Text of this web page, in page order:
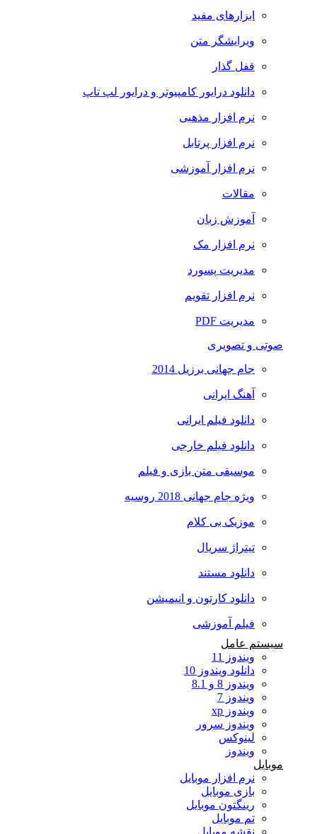
ابزارهای مفید
ویرایشگر متن
قفل گذار
دانلود درایور کامپیوتر و درایور لپ تاپ
نرم افزار مذهبی
نرم افزار پرتابل
نرم افزار آموزشی
مقالات
آموزش زبان
نرم افزار مک
مدیریت پسورد
نرم افزار تقویم
مدیریت PDF
صوتی و تصویری
جام جهانی برزیل 2014
آهنگ ایرانی
دانلود فیلم ایرانی
دانلود فیلم خارجی
موسیقی متن بازی و فیلم
ویژه جام جهانی 2018 روسیه
موزیک بی کلام
تیتراژ سریال
دانلود مستند
دانلود کارتون و انیمیشن
فیلم آموزشی
سیستم عامل
ویندوز 11
دانلود ویندوز 10
ویندوز 8 و 8.1
ویندوز 7
ویندوز xp
ویندوز سرور
لینوکس
ویندوز
موبایل
نرم افزار موبایل
بازی موبایل
رینگتون موبایل
تم موبایل
نقشه موبایل